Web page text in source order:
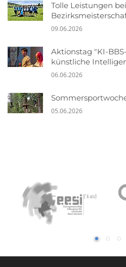
Tolle Leistungen
09.06.2026
Aktionstag "KI-
künstliche
06.06.2026
05.06.2026